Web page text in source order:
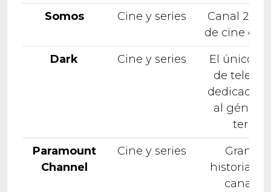
Somos
Cine y series
Canal 24
de cine
Dark
Cine y series
El único
de
dedicado
al género
terror
Paramount
Channel
Cine y series
Grandes
historias
canal de